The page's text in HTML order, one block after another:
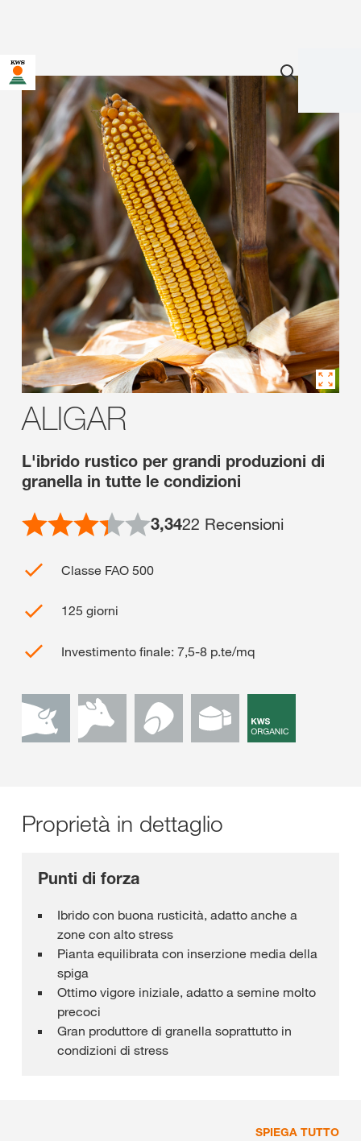
ALIGAR
L'ibrido rustico per grandi produzioni di
granella in tutte le condizioni
3,3422 Recensioni
Classe FAO 500
125 giorni
Investimento finale: 7,5-8 p.te/mq
Proprietà in dettaglio
Punti di forza
Ibrido con buona rusticità, adatto anche a
zone con alto stress
Pianta equilibrata con inserzione media della
spiga
Ottimo vigore iniziale, adatto a semine molto
precoci
Gran produttore di granella soprattutto in
condizioni di stress
SPIEGA TUTTO